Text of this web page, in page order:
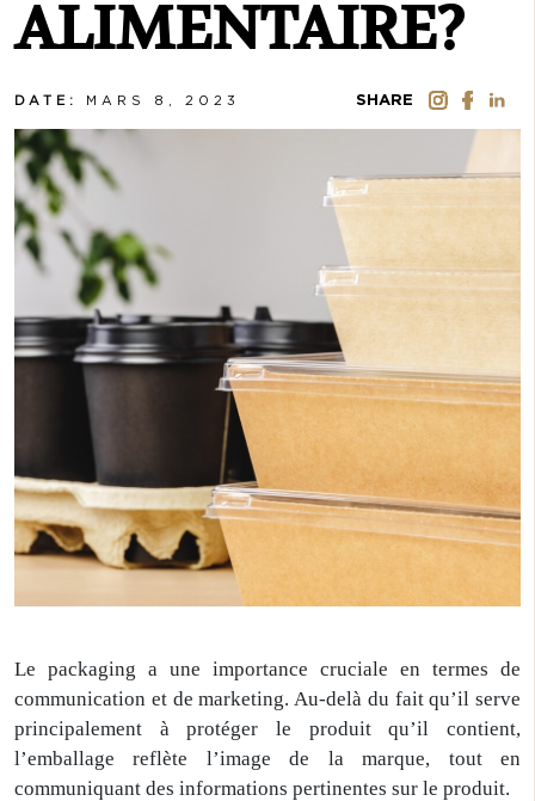
ALIMENTAIRE?
DATE: MARS 8, 2023 SHARE
Le packaging a une importance cruciale en termes de
communication et de marketing. Au-delà du fait qu’il serve
principalement à protéger le produit qu’il contient,
l’emballage reflète l’image de la marque, tout en
communiquant des informations pertinentes sur le produit.